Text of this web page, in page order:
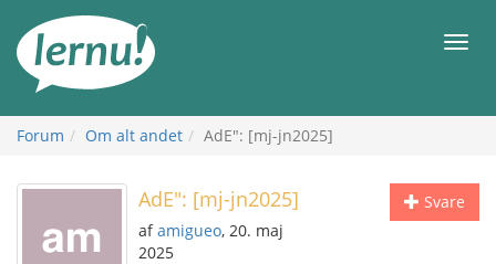
indholdet
Forum Om alt andet AdE": [mj-jn2025]
Svare
AdE": [mj-jn2025]
afamigueo, 20. maj
2025